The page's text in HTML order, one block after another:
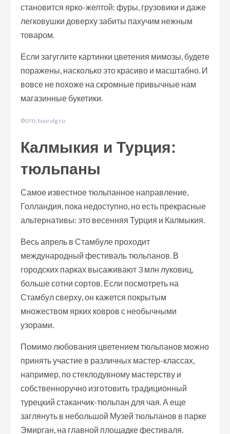
становится ярко-желтой: фуры, грузовики и даже
легковушки доверху забиты пахучим нежным
товаром.
Если загуглите картинки цветения мимозы, будете
поражены, насколько это красиво и масштабно. И
вовсе не похоже на скромные привычные нам
магазинные букетики.
Фото: tourvlg.ru
Калмыкия и Турция:
тюльпаны
Самое известное тюльпанное направление,
Голландия, пока недоступно, но есть прекрасные
альтернативы: это весенняя Турция и Калмыкия.
Весь апрель в Стамбуле проходит
международный фестиваль тюльпанов. В
городских парках высаживают 3 млн луковиц,
больше сотни сортов. Если посмотреть на
Стамбул сверху, он кажется покрытым
множеством ярких ковров с необычными
узорами.
Помимо любования цветением тюльпанов можно
принять участие в различных мастер-классах,
например, по стеклодувному мастерству и
собственноручно изготовить традиционный
турецкий стаканчик-тюльпан для чая. А еще
заглянуть в небольшой Музей тюльпанов в парке
Эмирган, на главной площадке фестиваля.